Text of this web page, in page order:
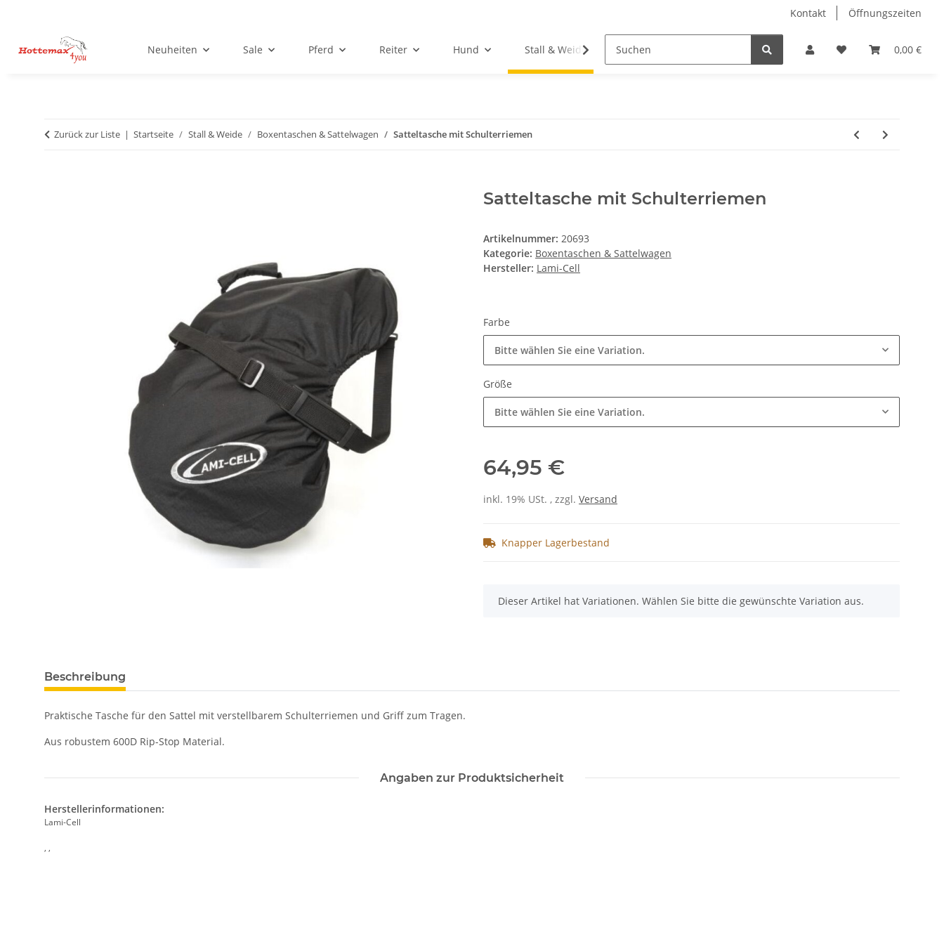
Kontakt Öffnungszeiten
0,00 €
Neuheiten Sale Pferd Reiter Hund Stall & Weide Hobby Horse Dienstleistungen Geschenkartikel &
Zurück zur Liste Startseite Stall & Weide Boxentaschen & Sattelwagen Satteltasche mit Schulterriemen
Satteltasche mit Schulterriemen
Artikelnummer: 20693
Kategorie: Boxentaschen & Sattelwagen
Hersteller: Lami-Cell
Farbe
Bitte wählen Sie eine Variation.
Größe
Bitte wählen Sie eine Variation.
64,95 €
inkl. 19% USt. , zzgl. Versand
Knapper Lagerbestand
x
Dieser Artikel hat Variationen. Wählen Sie bitte die gewünschte Variation aus.
Beschreibung
Praktische Tasche für den Sattel mit verstellbarem Schulterriemen und Griff zum Tragen.
Aus robustem 600D Rip-Stop Material.
Angaben zur Produktsicherheit
Herstellerinformationen:
Lami-Cell
, ,